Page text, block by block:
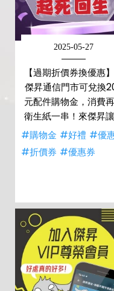
2025-05-27
【過期折價券換優惠
傑昇通信門市可兌換
元配件購物金，消費
衛生紙一串！來傑昇讓
起死回生！
#購物金 #好禮 #優
#折價券 #優惠券